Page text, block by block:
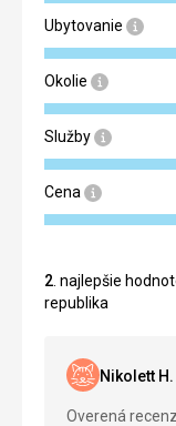
Ubytovanie
Okolie
Služby
Cena
2 . najlepšie
republika
Nikolett H.
Overená